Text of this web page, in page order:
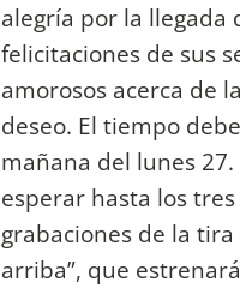
alegría por la llegada
felicitaciones de sus
amorosos acerca de
deseo. El tiempo
mañana del lunes
esperar hasta los
grabaciones de la tira
arriba”, que